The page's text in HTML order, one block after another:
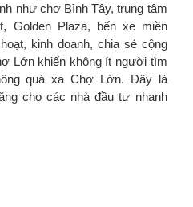
như chợ Bình Tây, trung tâm
Golden Plaza, bến xe miền
kinh doanh, chia sẻ cộng
Lớn khiến không ít người tìm
quá xa Chợ Lớn. Đây là
cho các nhà đầu tư nhanh